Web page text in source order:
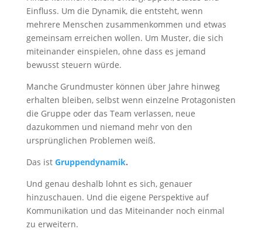
Einfluss. Um die Dynamik, die entsteht, wenn
mehrere Menschen zusammenkommen und etwas
gemeinsam erreichen wollen. Um Muster, die sich
miteinander einspielen, ohne dass es jemand
bewusst steuern würde.
Manche Grundmuster können über Jahre hinweg
erhalten bleiben, selbst wenn einzelne Protagonisten
die Gruppe oder das Team verlassen, neue
dazukommen und niemand mehr von den
ursprünglichen Problemen weiß.
Das ist Gruppendynamik.
Und genau deshalb lohnt es sich, genauer
hinzuschauen. Und die eigene Perspektive auf
Kommunikation und das Miteinander noch einmal
zu erweitern.